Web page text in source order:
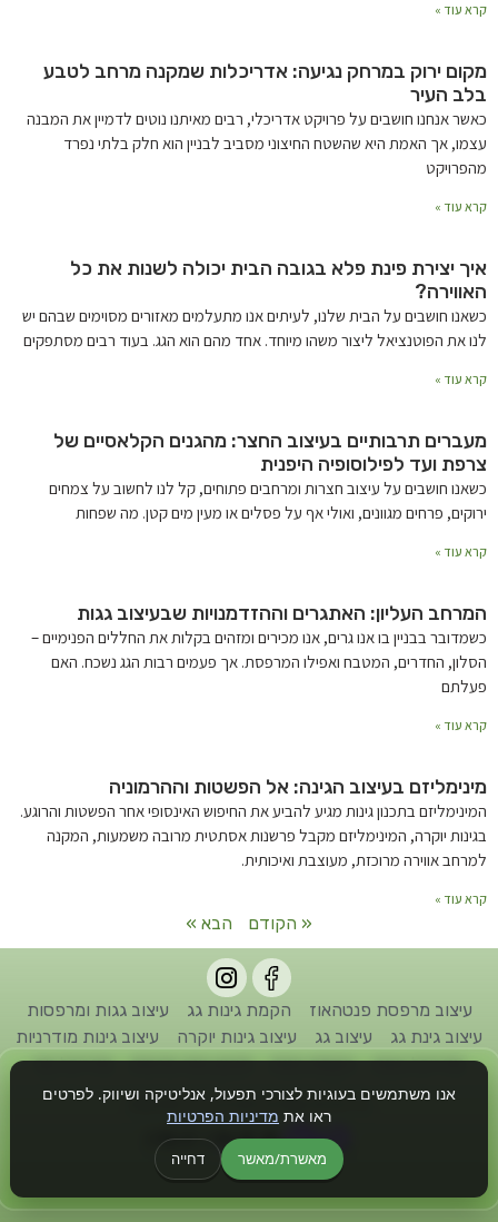
אנו משתמשים בעוגיות לצורכי תפעול, אנליטיקה ושיווק. לפרטים
ראו את מדיניות הפרטיות
מאשרת/מאשר דחייה
קרא עוד »
מקום ירוק במרחק נגיעה: אדריכלות שמקנה מרחב לטבע
בלב העיר
כאשר אנחנו חושבים על פרויקט אדריכלי, רבים מאיתנו נוטים לדמיין את המבנה
עצמו, אך האמת היא שהשטח החיצוני מסביב לבניין הוא חלק בלתי נפרד
מהפרויקט
קרא עוד »
איך יצירת פינת פלא בגובה הבית יכולה לשנות את כל
האווירה?
כשאנו חושבים על הבית שלנו, לעיתים אנו מתעלמים מאזורים מסוימים שבהם יש
לנו את הפוטנציאל ליצור משהו מיוחד. אחד מהם הוא הגג. בעוד רבים מסתפקים
קרא עוד »
מעברים תרבותיים בעיצוב החצר: מהגנים הקלאסיים של
צרפת ועד לפילוסופיה היפנית
כשאנו חושבים על עיצוב חצרות ומרחבים פתוחים, קל לנו לחשוב על צמחים
ירוקים, פרחים מגוונים, ואולי אף על פסלים או מעין מים קטן. מה שפחות
קרא עוד »
המרחב העליון: האתגרים וההזדמנויות שבעיצוב גגות
כשמדובר בבניין בו אנו גרים, אנו מכירים ומזהים בקלות את החללים הפנימיים –
הסלון, החדרים, המטבח ואפילו המרפסת. אך פעמים רבות הגג נשכח. האם
פעלתם
קרא עוד »
מינימליזם בעיצוב הגינה: אל הפשטות וההרמוניה
המינימליזם בתכנון גינות מגיע להביע את החיפוש האינסופי אחר הפשטות והרוגע.
בגינות יוקרה, המינימליזם מקבל פרשנות אסתטית מרובה משמעות, המקנה
למרחב אווירה מרוכזת, מעוצבת ואיכותית.
קרא עוד »
« הקודם הבא »
עיצוב מרפסת פנטהאוז הקמת גינות גג
עיצוב גגות ומרפסות
עיצוב גינת גג
עיצוב גג עיצוב גינות יוקרה
עיצוב גינות מודרניות
אדריכל גינות
הקמת גינות תכנון גינה פרטית אדריכל נוף
כל הזכויות שמורות לחברת גן דיזיין © 2022